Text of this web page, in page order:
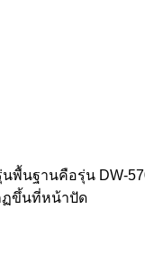
พื้นฐานคือรุ่น DW-
ฏขึ้นที่หน้าปัด